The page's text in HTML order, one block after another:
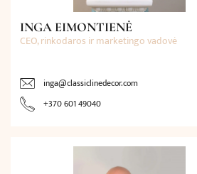
INGA EIMONTIENĖ
CEO, rinkodaros ir marketingo vadovė
inga@classiclinedecor.com
+370 601 49040